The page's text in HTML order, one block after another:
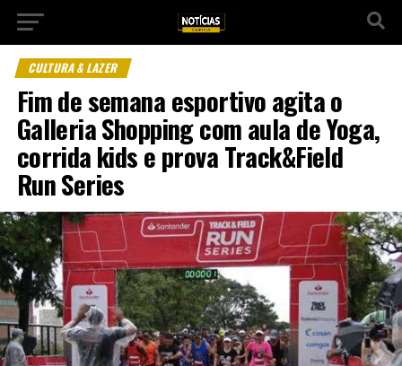
CULTURA & LAZER
Fim de semana esportivo agita o
Galleria Shopping com aula de Yoga,
corrida kids e prova Track&Field
Run Series